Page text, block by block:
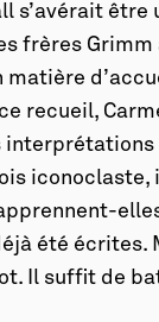
s’avérait
frères
recueil,
été écrites.
Il suffit de